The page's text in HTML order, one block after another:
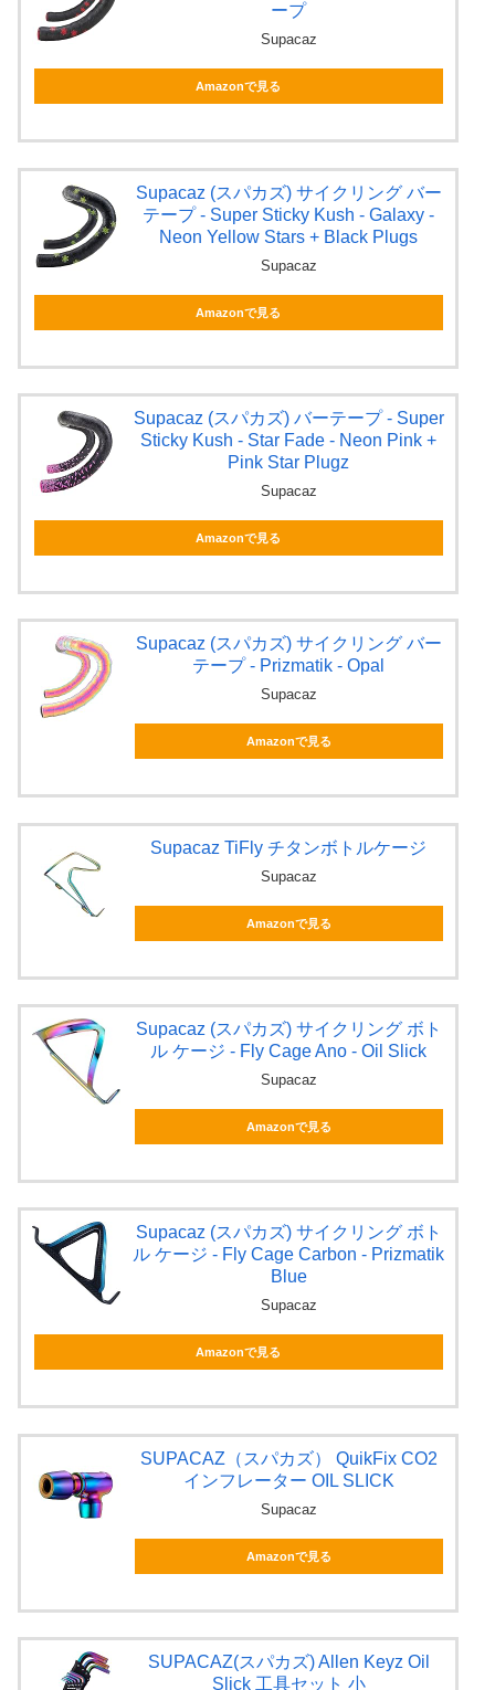
ープ
Supacaz
Amazonで見る
Supacaz (スパカズ) サイクリング バー
テープ - Super Sticky Kush - Galaxy -
Neon Yellow Stars + Black Plugs
Supacaz
Amazonで見る
Supacaz (スパカズ) バーテープ - Super
Sticky Kush - Star Fade - Neon Pink +
Pink Star Plugz
Supacaz
Amazonで見る
Supacaz (スパカズ) サイクリング バー
テープ - Prizmatik - Opal
Supacaz
Amazonで見る
Supacaz TiFly チタンボトルケージ
Supacaz
Amazonで見る
Supacaz (スパカズ) サイクリング ボト
ル ケージ - Fly Cage Ano - Oil Slick
Supacaz
Amazonで見る
Supacaz (スパカズ) サイクリング ボト
ル ケージ - Fly Cage Carbon - Prizmatik
Blue
Supacaz
Amazonで見る
SUPACAZ（スパカズ） QuikFix CO2
インフレーター OIL SLICK
Supacaz
Amazonで見る
SUPACAZ(スパカズ) Allen Keyz Oil
Slick 工具セット 小